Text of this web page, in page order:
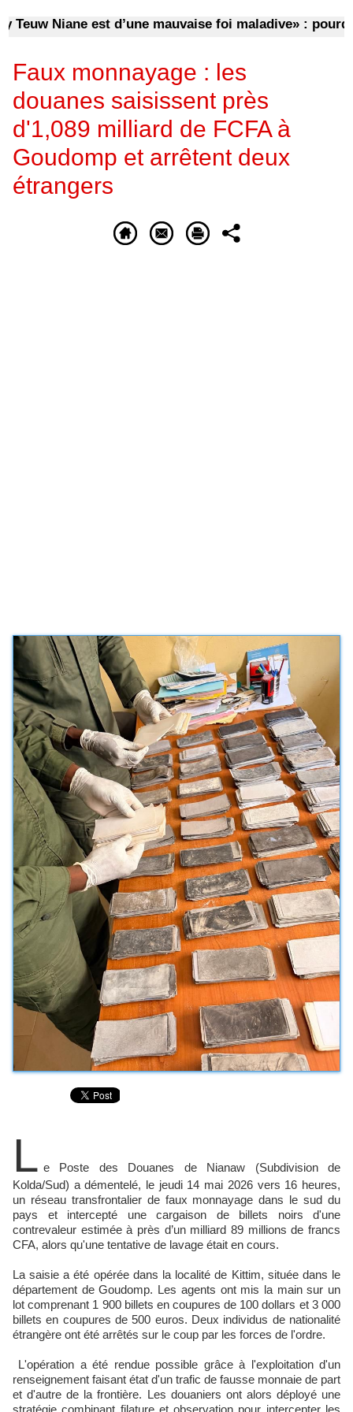
Niane est d’une mauvaise foi maladive» : pourquoi
Faux monnayage : les
douanes saisissent près
d'1,089 milliard de FCFA à
Goudomp et arrêtent deux
étrangers
L e Poste des Douanes de Nianaw (Subdivision de
Kolda/Sud) a démentelé, le jeudi 14 mai 2026 vers 16 heures,
un réseau transfrontalier de faux monnayage dans le sud du
pays et intercepté une cargaison de billets noirs d'une
contrevaleur estimée à près d’un milliard 89 millions de francs
CFA, alors qu'une tentative de lavage était en cours.
La saisie a été opérée dans la localité de Kittim, située dans le
département de Goudomp. Les agents ont mis la main sur un
lot comprenant 1 900 billets en coupures de 100 dollars et 3 000
billets en coupures de 500 euros. Deux individus de nationalité
étrangère ont été arrêtés sur le coup par les forces de l'ordre.
L'opération a été rendue possible grâce à l'exploitation d'un
renseignement faisant état d'un trafic de fausse monnaie de part
et d'autre de la frontière. Les douaniers ont alors déployé une
stratégie combinant filature et observation pour intercepter les